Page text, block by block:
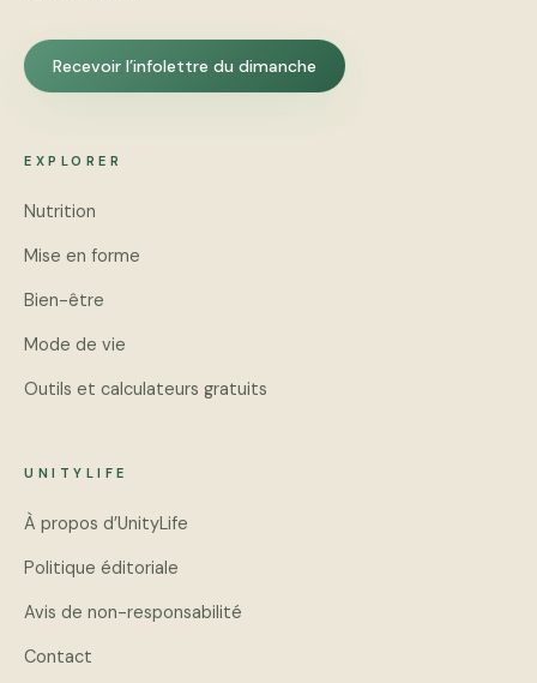
Recevoir l’infolettre du dimanche
EXPLORER
Nutrition
Mise en forme
Bien-être
Mode de vie
Outils et calculateurs gratuits
UNITYLIFE
À propos d’UnityLife
Politique éditoriale
Avis de non-responsabilité
Contact